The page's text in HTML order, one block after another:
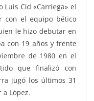
Luis Cid «Carriega» el
con el equipo bético
le hizo debutar en
con 19 años y frente
de 1980 en el
que finalizó con
jugó los últimos 31
López.